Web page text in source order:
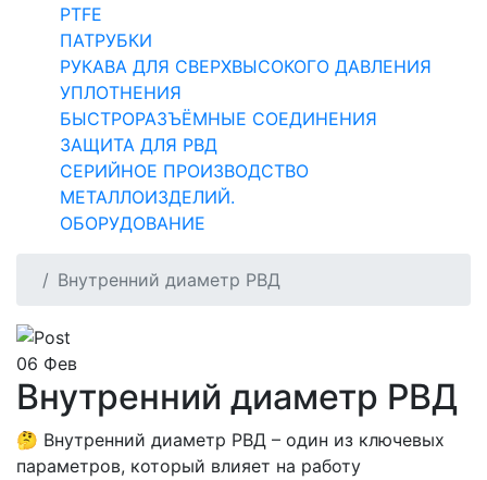
PTFE
ПАТРУБКИ
РУКАВА ДЛЯ СВЕРХВЫСОКОГО ДАВЛЕНИЯ
УПЛОТНЕНИЯ
БЫСТРОРАЗЪЁМНЫЕ СОЕДИНЕНИЯ
ЗАЩИТА ДЛЯ РВД
СЕРИЙНОЕ ПРОИЗВОДСТВО
МЕТАЛЛОИЗДЕЛИЙ.
ОБОРУДОВАНИЕ
Внутренний диаметр РВД
06 Фев
Внутренний диаметр РВД
🤔 Внутренний диаметр РВД – один из ключевых
параметров, который влияет на работу